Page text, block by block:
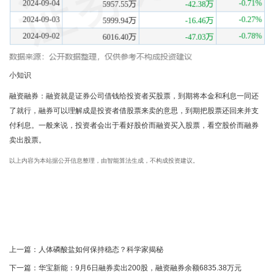
小知识
融资融券：融资就是证券公司借钱给投资者买股票，到期将本金和利息一同还
了就行，融券可以理解成是投资者借股票来卖的意思，到期把股票还回来并支
付利息。一般来说，投资者会出于看好股价而融资买入股票，看空股价而融券
卖出股票。
以上内容为本站据公开信息整理，由智能算法生成，不构成投资建议。
上一篇： 人体磷酸盐如何保持稳态？科学家揭秘
下一篇： 华宝新能：9月6日融券卖出200股，融资融券余额6835.38万元